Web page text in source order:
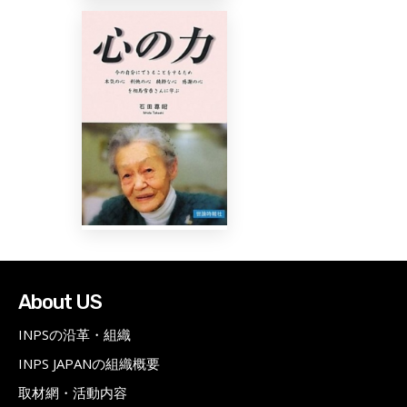
About US
INPSの沿革・組織
INPS JAPANの組織概要
取材網・活動内容